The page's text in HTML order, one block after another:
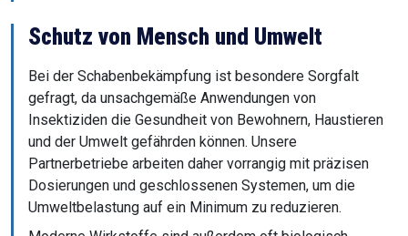
Schutz von Mensch und Umwelt
Bei der Schabenbekämpfung ist besondere Sorgfalt
gefragt, da unsachgemäße Anwendungen von
Insektiziden die Gesundheit von Bewohnern, Haustieren
und der Umwelt gefährden können. Unsere
Partnerbetriebe arbeiten daher vorrangig mit präzisen
Dosierungen und geschlossenen Systemen, um die
Umweltbelastung auf ein Minimum zu reduzieren.